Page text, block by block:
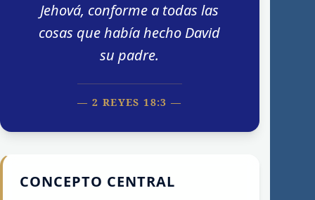
Jehová, conforme a todas las
cosas que había hecho David
su padre.
— 2 REYES 18:3 —
CONCEPTO CENTRAL